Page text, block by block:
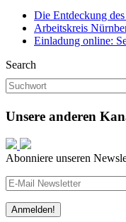
Die Entdeckung
Arbeitskreis
Einladung online:
Search
Unsere anderen
Abonniere unseren